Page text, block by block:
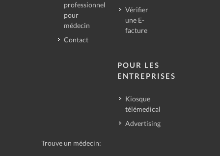
professionnel
pour
médecin
Contact
Vérifier
une E-
facture
POUR LES
ENTREPRISES
Kiosque
télémedical
Advertising
Trouve un médecin: